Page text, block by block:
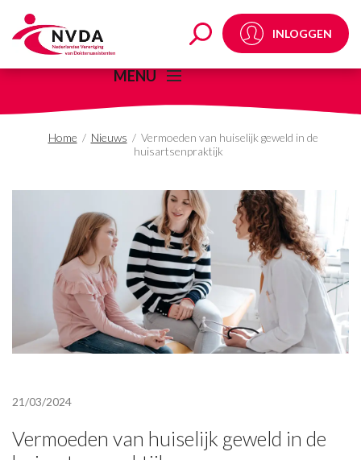
Vermoeden van INLOGGEN
MENU
Home / Nieuws / Vermoeden van huiselijk geweld in de
huisartsenpraktijk
21/03/2024
Vermoeden van huiselijk geweld in de